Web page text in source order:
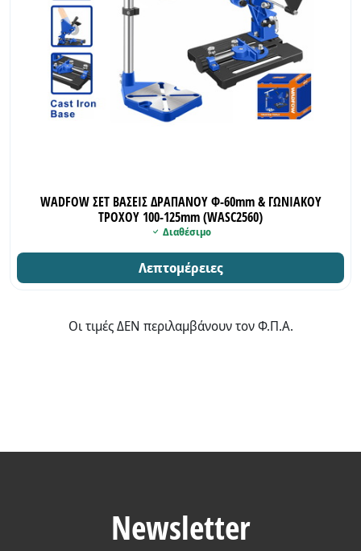
WADFOW ΣΕΤ ΒΑΣΕΙΣ ΔΡΑΠΑΝΟΥ Φ-60mm & ΓΩΝΙΑΚΟΥ
ΤΡΟΧΟΥ 100-125mm (WASC2560)
Διαθέσιμο
Λεπτομέρειες
Οι τιμές ΔΕΝ περιλαμβάνουν τον Φ.Π.Α.
Newsletter